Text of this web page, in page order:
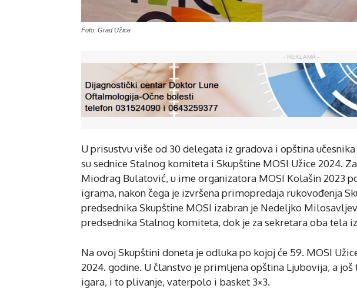
Foto: Grad Užice
- REKLAMA -
U prisustvu više od 30 delegata iz gradova i opština
su sednice Stalnog komiteta i Skupštine MOSI Užice 2024.
Miodrag Bulatović, u ime organizatora MOSI Kolašin 2023
igrama, nakon čega je izvršena primopredaja rukovođenja
predsednika Skupštine MOSI izabran je Nedeljko
predsednika Stalnog komiteta, dok je za sekretara oba tela
Na ovoj Skupštini doneta je odluka po kojoj će 59. MOSI
2024. godine. U članstvo je primljena opština Ljubovija, a
igara, i to plivanje, vaterpolo i basket 3×3.